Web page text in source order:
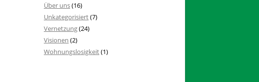
Über uns(16)
Unkategorisiert(7)
Vernetzung(24)
Visionen (2)
Wohnungslosigkeit(1)